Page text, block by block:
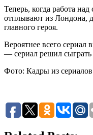
Теперь, когда работа
отплывают из Лондона,
главного героя.
Вероятнее всего сериал
— сериал решил сыграть
Фото: Кадры из